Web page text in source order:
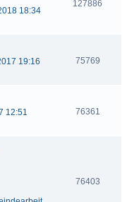
18:34
127886
19:16
75769
12:51
76361
76403